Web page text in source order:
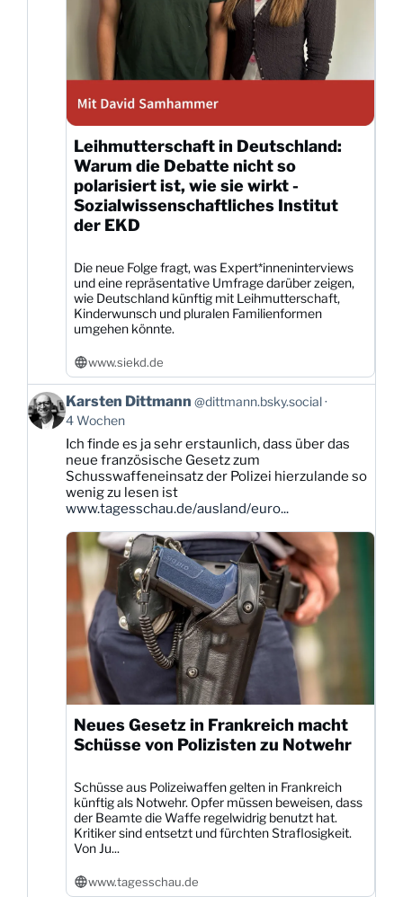
Leihmutterschaft in Deutschland:
Warum die Debatte nicht so
polarisiert ist, wie sie wirkt -
Sozialwissenschaftliches Institut
der EKD
Die neue Folge fragt, was Expert*inneninterviews
und eine repräsentative Umfrage darüber zeigen,
wie Deutschland künftig mit Leihmutterschaft,
Kinderwunsch und pluralen Familienformen
umgehen könnte.
www.siekd.de
Beitrag
von
Karsten
Dittmann
Bluesky
ansehen
Karsten Dittmann @dittmann.bsky.social
4 Wochen
Ich finde es ja sehr erstaunlich, dass über das
neue französische Gesetz zum
Schusswaffeneinsatz der Polizei hierzulande so
wenig zu lesen ist
www.tagesschau.de/ausland/euro...
Neues Gesetz in Frankreich macht
Schüsse von Polizisten zu Notwehr
Schüsse aus Polizeiwaffen gelten in Frankreich
künftig als Notwehr. Opfer müssen beweisen, dass
der Beamte die Waffe regelwidrig benutzt hat.
Kritiker sind entsetzt und fürchten Straflosigkeit.
Von Ju...
www.tagesschau.de